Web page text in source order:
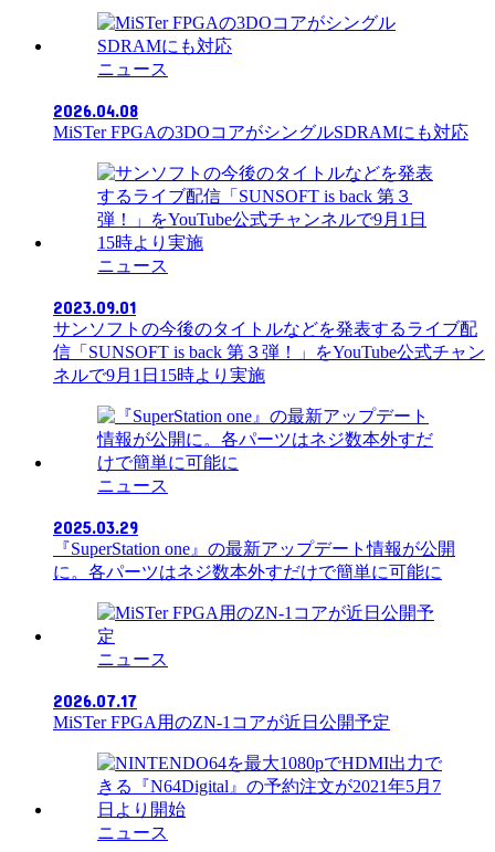
ニュース
2026.04.08
MiSTer FPGAの3DOコアがシングルSDRAMにも対応
ニュース
2023.09.01
サンソフトの今後のタイトルなどを発表するライブ配
信「SUNSOFT is back 第３弾！」をYouTube公式チャン
ネルで9月1日15時より実施
ニュース
2025.03.29
『SuperStation one』の最新アップデート情報が公開
に。各パーツはネジ数本外すだけで簡単に可能に
ニュース
2026.07.17
MiSTer FPGA用のZN-1コアが近日公開予定
ニュース